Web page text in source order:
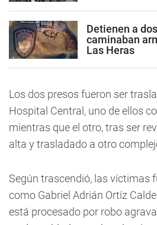
Detienen a
caminaban
Las Heras
Los dos presos fueron ser
Hospital Central, uno de ellos
mientras que el otro, tras ser
alta y trasladado a otro
Según trascendió, las víctimas
como Gabriel Adrián Ortíz
está procesado por robo